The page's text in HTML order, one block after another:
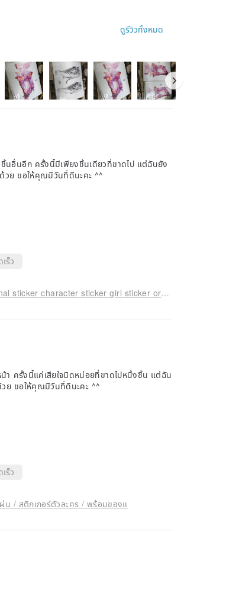
ดูรีวิวทั้งหมด
อื่นอีก ครั้งนี้มีเพียงชิ้นเดียวที่ขาดไป แต่ฉันยัง
วย ขอให้คุณมีวันที่ดีนะคะ ^^
ร็ว
original sticker no.6112 character sticker original sticker character sticker girl sticker original character sticker
า ครั้งนี้แค่เสียใจนิดหน่อยที่ขาดไปหนึ่งชิ้น แต่ฉัน
ย ขอให้คุณมีวันที่ดีนะคะ ^^
ร็ว
/ สติกเกอร์ตัวละคร / พร้อมของแ